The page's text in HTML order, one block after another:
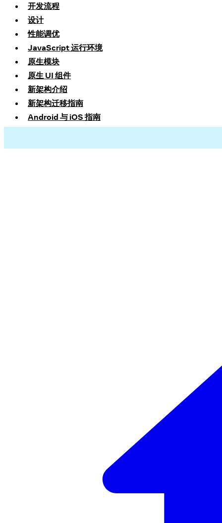
开发流程
设计
性能调优
JavaScript 运行环境
原生模块
原生 UI 组件
新架构介绍
新架构迁移指南
Android 与 iOS 指南